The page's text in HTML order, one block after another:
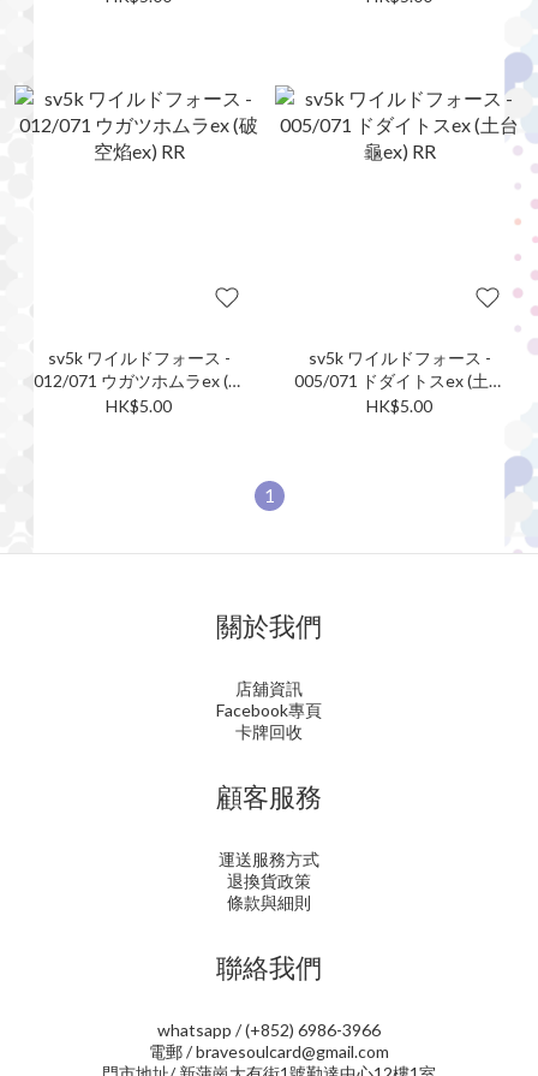
sv5k ワイルドフォース -
012/071 ウガツホムラex (破
空焰ex) RR
HK$5.00
sv5k ワイルドフォース -
005/071 ドダイトスex (土台
龜ex) RR
HK$5.00
1
關於我們
店舖資訊
Facebook專頁
卡牌回收
顧客服務
運送服務方式
退換貨政策
條款與細則
聯絡我們
whatsapp / (+852) 6986-3966
電郵 / bravesoulcard@gmail.com